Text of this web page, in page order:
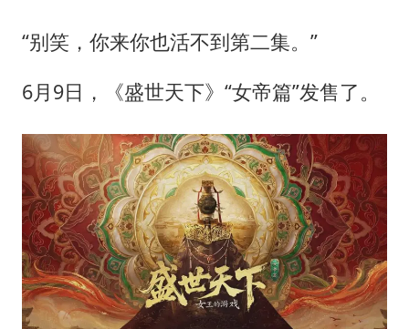
台当局重金为“台独”织“皇帝新衣”
商场现钱学森巨幅海报 负责人回应
几元成本的AI广告导致千万市值蒸发
老挝国会主席赛宋蓬逝世
购飞机票7分钟后退票被扣2022元
郑丽文：台湾从来没有“独立”过
“别笑，你来你也活不到第二集。”
6月9日，《盛世天下》“女帝篇”发售了。